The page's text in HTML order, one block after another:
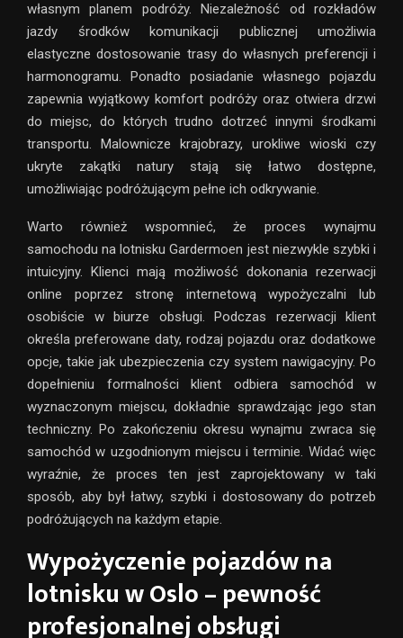
własnym planem podróży. Niezależność od rozkładów
jazdy środków komunikacji publicznej umożliwia
elastyczne dostosowanie trasy do własnych preferencji i
harmonogramu. Ponadto posiadanie własnego pojazdu
zapewnia wyjątkowy komfort podróży oraz otwiera drzwi
do miejsc, do których trudno dotrzeć innymi środkami
transportu. Malownicze krajobrazy, urokliwe wioski czy
ukryte zakątki natury stają się łatwo dostępne,
umożliwiając podróżującym pełne ich odkrywanie.
Warto również wspomnieć, że proces wynajmu
samochodu na lotnisku Gardermoen jest niezwykle szybki i
intuicyjny. Klienci mają możliwość dokonania rezerwacji
online poprzez stronę internetową wypożyczalni lub
osobiście w biurze obsługi. Podczas rezerwacji klient
określa preferowane daty, rodzaj pojazdu oraz dodatkowe
opcje, takie jak ubezpieczenia czy system nawigacyjny. Po
dopełnieniu formalności klient odbiera samochód w
wyznaczonym miejscu, dokładnie sprawdzając jego stan
techniczny. Po zakończeniu okresu wynajmu zwraca się
samochód w uzgodnionym miejscu i terminie. Widać więc
wyraźnie, że proces ten jest zaprojektowany w taki
sposób, aby był łatwy, szybki i dostosowany do potrzeb
podróżujących na każdym etapie.
Wypożyczenie pojazdów na
lotnisku w Oslo – pewność
profesjonalnej obsługi